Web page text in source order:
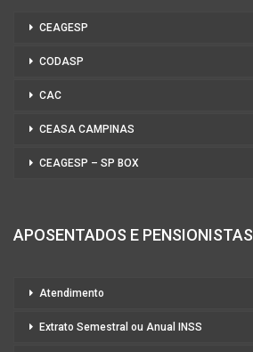
CEAGESP
CODASP
CAC
CEASA CAMPINAS
CEAGESP – SP BOX
APOSENTADOS E PENSIONISTAS
Atendimento
Extrato Semestral ou Anual INSS